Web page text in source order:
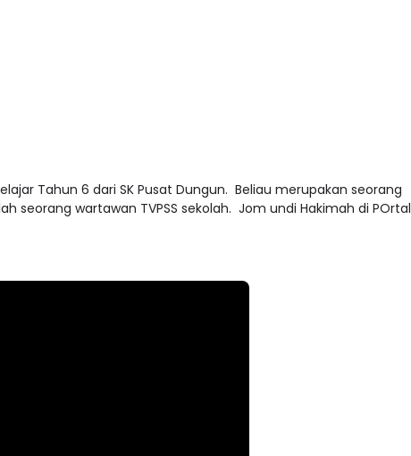
Tahun 6 dari SK Pusat Dungun. Beliau merupakan seorang
seorang wartawan TVPSS sekolah. Jom undi Hakimah di POrtal